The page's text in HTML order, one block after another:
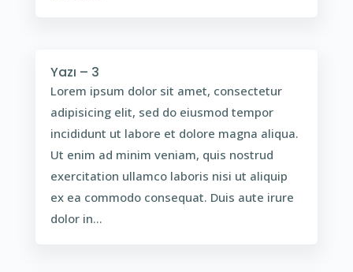
Yazı – 3
Lorem ipsum dolor sit amet, consectetur
adipisicing elit, sed do eiusmod tempor
incididunt ut labore et dolore magna aliqua.
Ut enim ad minim veniam, quis nostrud
exercitation ullamco laboris nisi ut aliquip
ex ea commodo consequat. Duis aute irure
dolor in...